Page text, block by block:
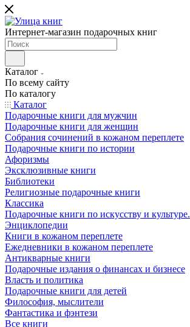
Интернет-магазин подарочных книг
Каталог
По всему сайту
По каталогу
Каталог
Подарочные книги для мужчин
Подарочные книги для женщин
Собрания сочинений в кожаном переплете
Подарочные книги по истории
Афоризмы
Эксклюзивные книги
Библиотеки
Религиозные подарочные книги
Классика
Подарочные книги по искусству и культуре.
Энциклопедии
Книги в кожаном переплете
Ежедневники в кожаном переплете
Антикварные книги
Подарочные издания о финансах и бизнесе
Власть и политика
Подарочные книги для детей
Философия, мыслители
Фантастика и фэнтези
Все книги